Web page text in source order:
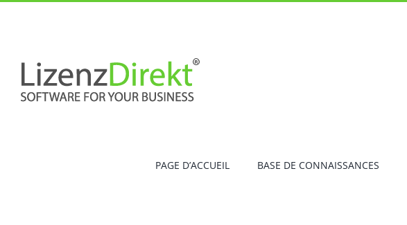
PAGE D’ACCUEIL BASE DE CONNAISSANCES